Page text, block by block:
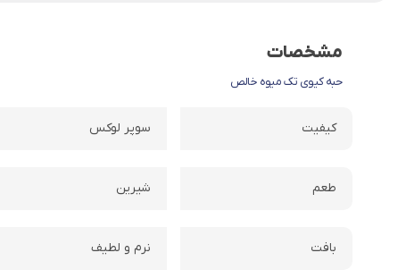
مشخصات
حبه کیوی تک میوه خالص
کیفیت سوپر لوکس
طعم شیرین
بافت نرم و لطیف